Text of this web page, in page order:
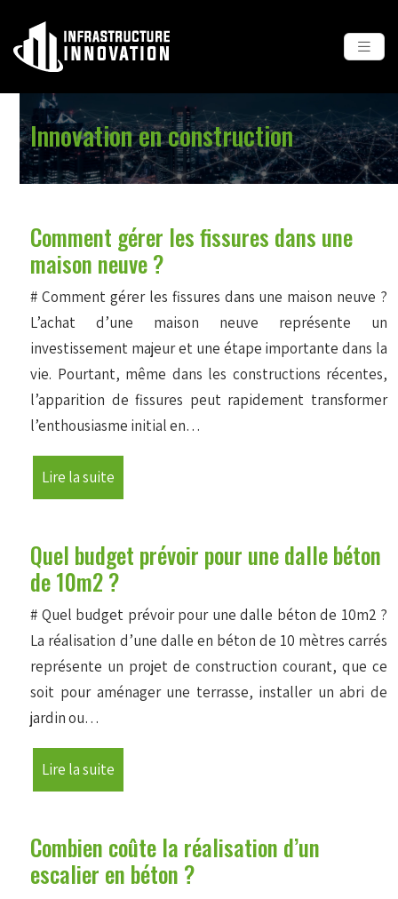
Innovation en construction
Comment gérer les fissures dans une
maison neuve ?
# Comment gérer les fissures dans une maison neuve ?
L’achat d’une maison neuve représente un
investissement majeur et une étape importante dans la
vie. Pourtant, même dans les constructions récentes,
l’apparition de fissures peut rapidement transformer
l’enthousiasme initial en…
Lire la suite
Quel budget prévoir pour une dalle béton
de 10m2 ?
# Quel budget prévoir pour une dalle béton de 10m2 ?
La réalisation d’une dalle en béton de 10 mètres carrés
représente un projet de construction courant, que ce
soit pour aménager une terrasse, installer un abri de
jardin ou…
Lire la suite
Combien coûte la réalisation d’un
escalier en béton ?